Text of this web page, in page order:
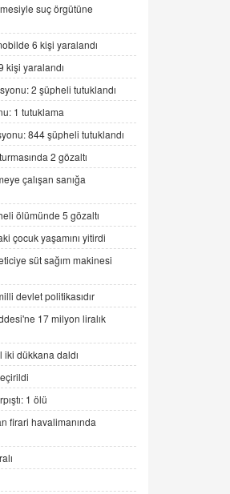
DOĞAN
ve dijital
Hangi Önlemler
da Ziyaret Etse...
Yüzüne Vurulan
Ne? "Beraber
Peşinden
suç örgütüne
6 kişi yaralandı
kişi yaralandı
2 şüpheli tutuklandı
1 tutuklama
844 şüpheli tutuklandı
2 gözaltı
çalışan sanığa
ölümünde 5 gözaltı
çocuk yaşamını yitirdi
süt sağım makinesi
devlet politikasıdır
17 milyon liralık
iki dükkana daldı
1 ölü
firari havalimanında